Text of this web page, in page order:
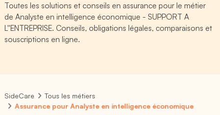
Toutes les solutions et conseils en assurance pour le métier
de Analyste en intelligence économique - SUPPORT A
L''ENTREPRISE. Conseils, obligations légales, comparaisons et
souscriptions en ligne.
SideCare
Tous les métiers
Assurance pour Analyste en intelligence économique